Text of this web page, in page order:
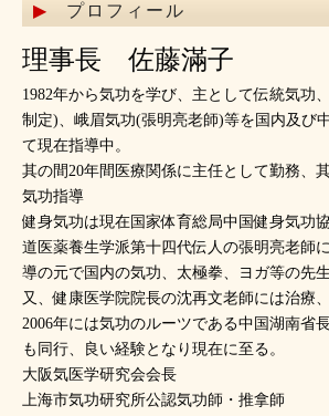
プロフィール
理事長 佐藤滿子
1982年から気功を学び、主として伝統気功
制定)、峨眉気功(張明亮老師)等を国内及び
て現在指導中。
其の間20年間医療関係に主任として勤務、
気功指導
健身気功は現在国家体育総局中国健身気功
道医薬養生学派第十四代伝人の張明亮老師
導の元で国内の気功、太極拳、ヨガ等の先
又、健康医学院院長の沈再文老師には治療
2006年には気功のルーツである中国湖南省
も同行、良い経験となり現在に至る。
大阪気医学研究会会長
上海市気功研究所公認気功師・推拿師